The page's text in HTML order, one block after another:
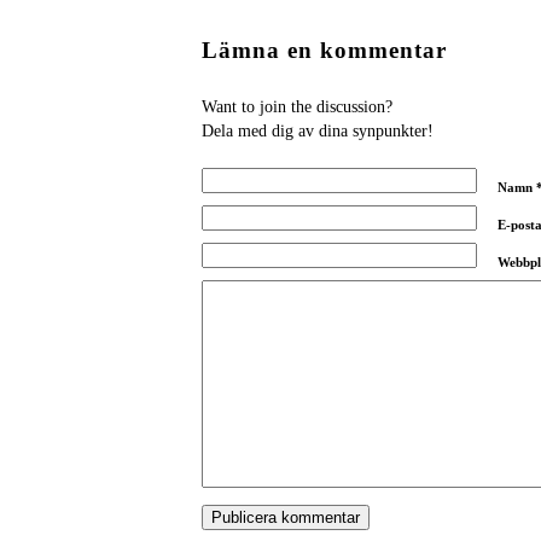
Lämna en kommentar
Want to join the discussion?
Dela med dig av dina synpunkter!
Namn *
E-